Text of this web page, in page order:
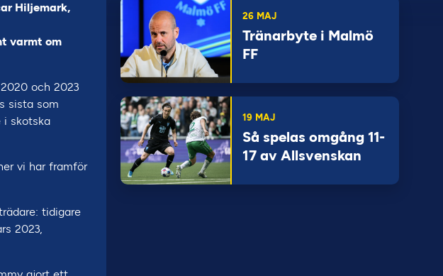
Hiljemark,
varmt om
och 2023
sista som
i skotska
vi har framför
tidigare
2023,
26 MAJ
Tränarbyte i Malmö
FF
19 MAJ
Så spelas omgång 11-
17 av Allsvenskan